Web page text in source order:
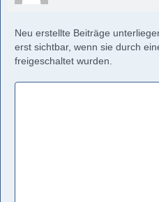
Neu erstellte Beiträge
erst sichtbar, wenn sie durch
freigeschaltet wurden.